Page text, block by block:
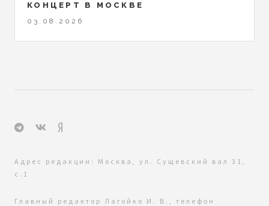
КОНЦЕРТ В МОСКВЕ
03.08.2026
Адрес редакции: Москва, ул. Сущевский вал 31,
с.1
Главный редактор Лагойко И. В., телефон